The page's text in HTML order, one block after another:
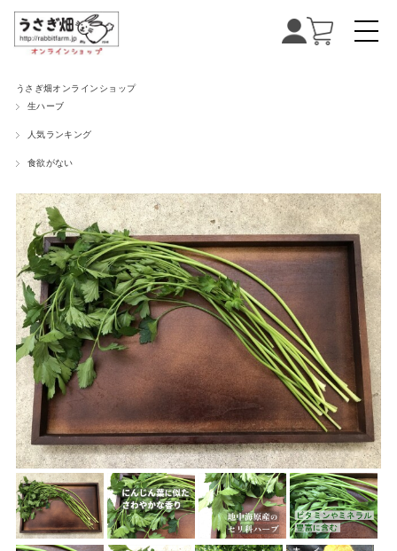
うさぎ畑オンラインショップ
生ハーブ
人気ランキング
食欲がない